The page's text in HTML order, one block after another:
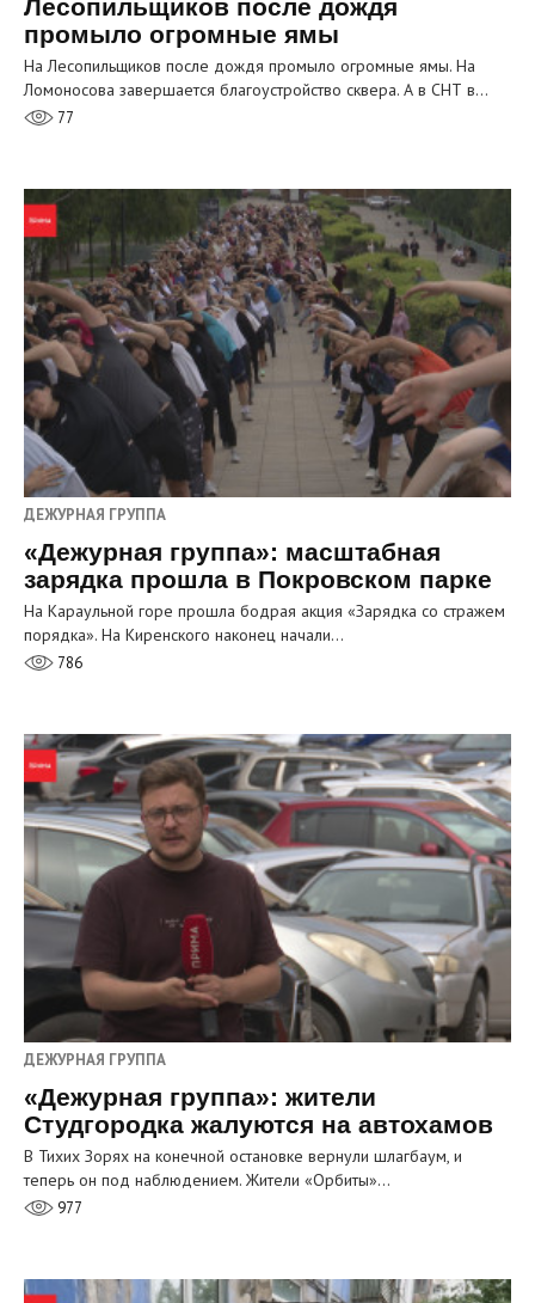
Лесопильщиков после дождя
промыло огромные ямы
На Лесопильщиков после дождя промыло огромные ямы. На
Ломоносова завершается благоустройство сквера. А в СНТ в…
77
ДЕЖУРНАЯ ГРУППА
«Дежурная группа»: масштабная
зарядка прошла в Покровском парке
На Караульной горе прошла бодрая акция «Зарядка со стражем
порядка». На Киренского наконец начали…
786
ДЕЖУРНАЯ ГРУППА
«Дежурная группа»: жители
Студгородка жалуются на автохамов
В Тихих Зорях на конечной остановке вернули шлагбаум, и
теперь он под наблюдением. Жители «Орбиты»…
977